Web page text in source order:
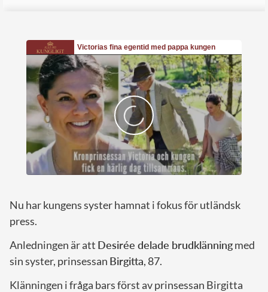
Nu har kungens syster hamnat i fokus för utländsk
press.
Anledningen är att Desirée delade brudklänningmed
sin syster, prinsessan Birgitta, 87.
Klänningen i fråga bars först av prinsessan Birgitta